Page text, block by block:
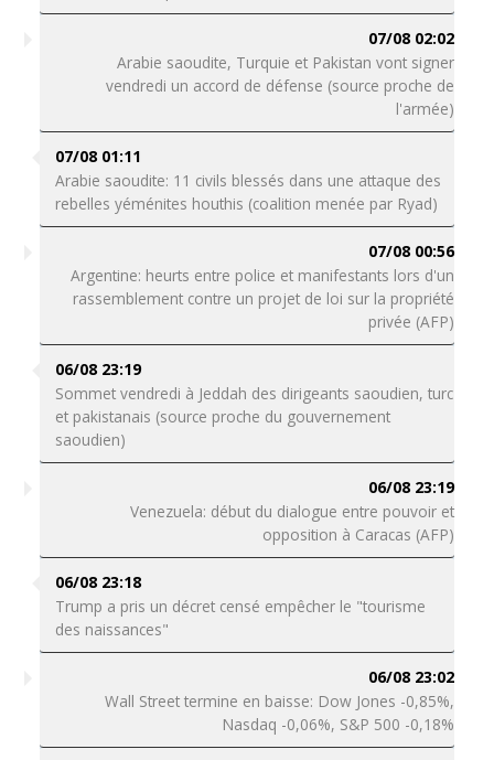
07/08 02:02
Arabie saoudite, Turquie et Pakistan vont signer
vendredi un accord de défense (source proche de
l'armée)
07/08 01:11
Arabie saoudite: 11 civils blessés dans une attaque des
rebelles yéménites houthis (coalition menée par Ryad)
07/08 00:56
Argentine: heurts entre police et manifestants lors d'un
rassemblement contre un projet de loi sur la propriété
privée (AFP)
06/08 23:19
Sommet vendredi à Jeddah des dirigeants saoudien, turc
et pakistanais (source proche du gouvernement
saoudien)
06/08 23:19
Venezuela: début du dialogue entre pouvoir et
opposition à Caracas (AFP)
06/08 23:18
Trump a pris un décret censé empêcher le "tourisme
des naissances"
06/08 23:02
Wall Street termine en baisse: Dow Jones -0,85%,
Nasdaq -0,06%, S&P 500 -0,18%